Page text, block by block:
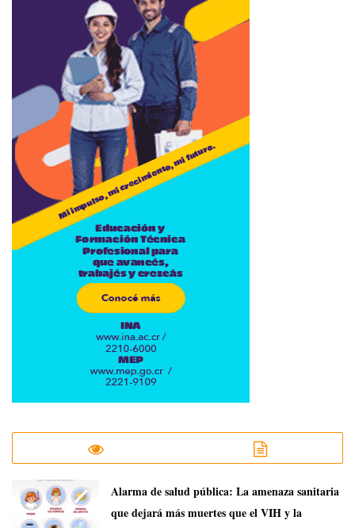
​Alarma de salud pública: La amenaza sanitaria
que dejará más muertes que el VIH y la